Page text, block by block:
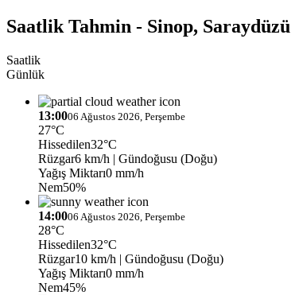
Saatlik Tahmin - Sinop, Saraydüzü
Saatlik
Günlük
13:0006 Ağustos 2026, Perşembe
27°C
Hissedilen32°C
Rüzgar6 km/h | Gündoğusu (Doğu)
Yağış Miktarı0 mm/h
Nem50%
14:0006 Ağustos 2026, Perşembe
28°C
Hissedilen32°C
Rüzgar10 km/h | Gündoğusu (Doğu)
Yağış Miktarı0 mm/h
Nem45%